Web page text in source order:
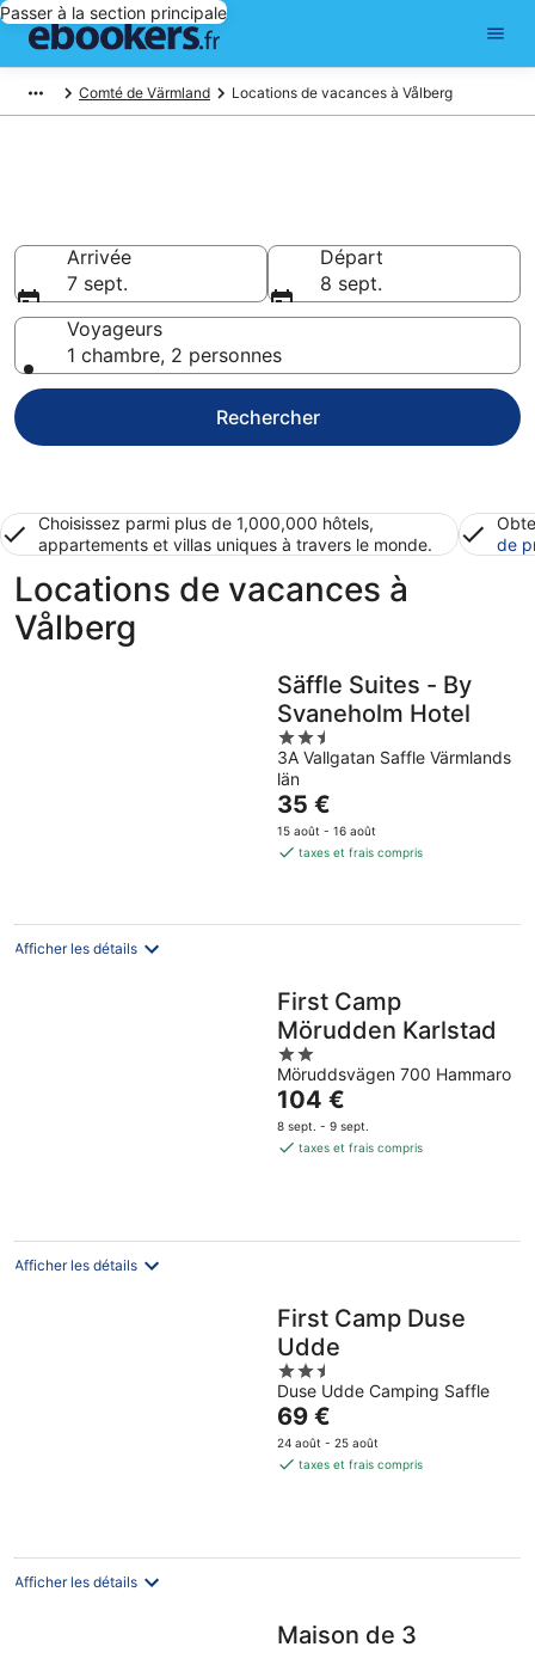
Passer à la section principale
Comté de Värmland Locations de vacances à Vålberg
Arrivée
7 sept.
Départ
8 sept.
Voyageurs
1 chambre, 2 personnes
Rechercher
Choisissez parmi plus de 1,000,000 hôtels,
appartements et villas uniques à travers le monde.
de
Locations de vacances à
Vålberg
Säffle Suites - By
Svaneholm Hotel
2.5
out
of
5
3A Vallgatan Saffle Värmlands
län
Le
prix
est
par
35 €
15 août - 16 août
taxes et frais compris
Afficher les détails
First Camp
Mörudden Karlstad
2
out
of
5
Möruddsvägen 700 Hammaro
Le
prix
est
nuit
104 €
8 sept. - 9 sept.
taxes et frais compris
Afficher les détails
First Camp Duse
Udde
2.5
out
of
5
Duse Udde Camping Saffle
Le
prix
est
nuit
69 €
24 août - 25 août
taxes et frais compris
Afficher les détails
Maison de 3